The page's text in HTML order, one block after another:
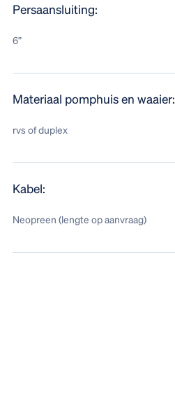
Persaansluiting:
6”
Materiaal pomphuis en waaier:
rvs of duplex
Kabel:
Neopreen (lengte op aanvraag)